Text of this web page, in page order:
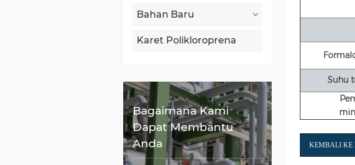
Bahan Baru
Karet Polikloroprena
Bagaimana Kami
Dapat Membantu
Anda
Suhu
KEMBALI KE